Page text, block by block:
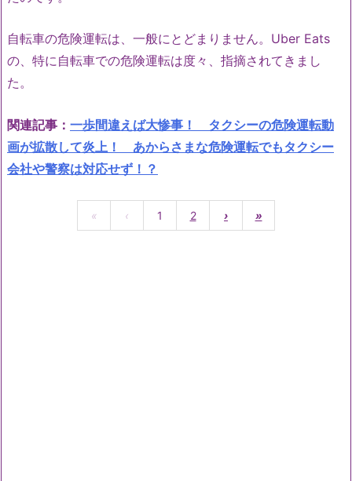
自転車の危険運転は、一般にとどまりません。Uber Eats
の、特に自転車での危険運転は度々、指摘されてきまし
た。
関連記事： 一歩間違えば大惨事！ タクシーの危険運転動
画が拡散して炎上！ あからさまな危険運転でもタクシー
会社や警察は対応せず！？
« ‹ 1 2 › »